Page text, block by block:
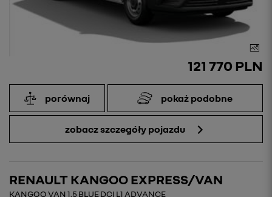
121 770 PLN
porównaj pokaż podobne
zobacz szczegóły pojazdu
RENAULT KANGOO EXPRESS/VAN
KANGOO VAN 1.5 BLUE DCI L1 ADVANCE